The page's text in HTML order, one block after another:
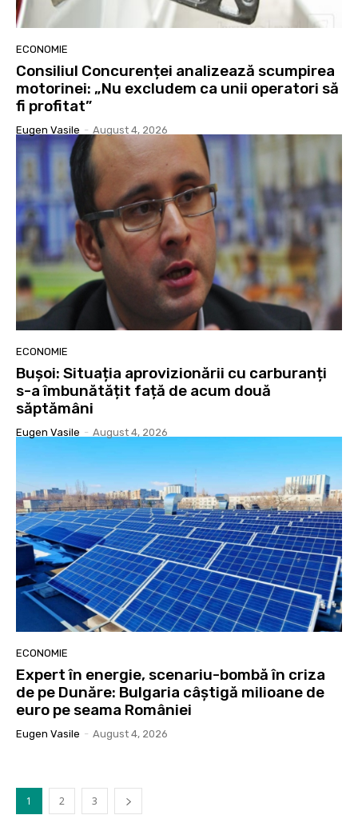
ECONOMIE
Consiliul Concurenței analizează scumpirea
motorinei: „Nu excludem ca unii operatori să
fi profitat”
Eugen Vasile - August 4, 2026
ECONOMIE
Bușoi: Situația aprovizionării cu carburanți
s-a îmbunătățit față de acum două
săptămâni
Eugen Vasile - August 4, 2026
ECONOMIE
Expert în energie, scenariu-bombă în criza
de pe Dunăre: Bulgaria câștigă milioane de
euro pe seama României
Eugen Vasile - August 4, 2026
1 2 3